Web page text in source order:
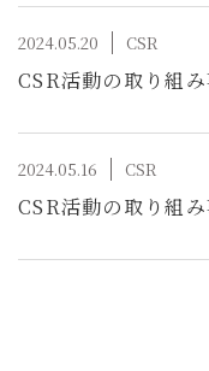
2024.05.20 CSR
CSR活動の取り組
2024.05.16 CSR
CSR活動の取り組